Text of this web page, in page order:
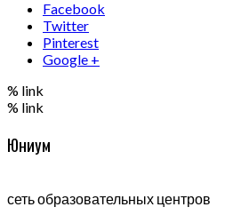
Facebook
Twitter
Pinterest
Google +
% link
% link
Юниум
сеть образовательных центров